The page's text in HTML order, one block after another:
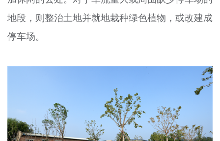
地段，则整治土地并就地栽种绿色植物，或改建成
停车场。